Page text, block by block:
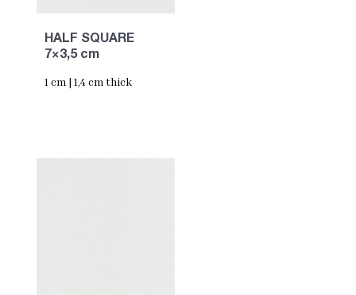
HALF SQUARE
7×3,5 cm
1 cm | 1,4 cm thick